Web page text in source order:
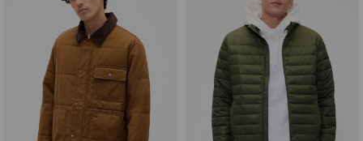
Camperas
Musculosas
Shorts
Camperas
Chalecos
Shorts
Camperas
Chalecos
Ropa interior
Camperas
Pijamas
Sets